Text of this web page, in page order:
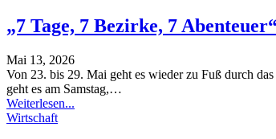
„7 Tage, 7 Bezirke, 7
Mai 13, 2026
Von 23. bis 29. Mai geht es wieder zu Fuß durch
geht es am Samstag,…
Weiterlesen...
Wirtschaft